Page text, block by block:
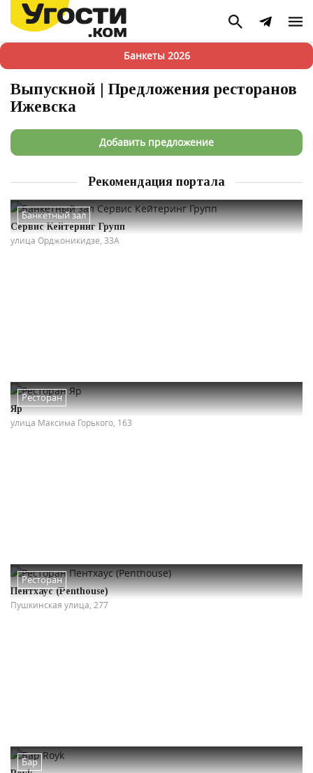
Банкеты 2026
Выпускной | Предложения ресторанов
Ижевска
Добавить предложение
Рекомендация портала
Банкетный зал
Сервис Кейтеринг Групп
улица Орджоникидзе, 33А
Ресторан
Яр
улица Максима Горького, 163
Ресторан
Пентхаус (Penthouse)
Пушкинская улица, 277
Бар